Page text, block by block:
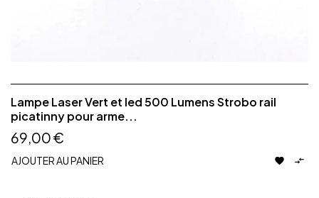
Lampe Laser Vert et led 500 Lumens Strobo rail
picatinny pour arme...
69,00 €
AJOUTER AU PANIER  